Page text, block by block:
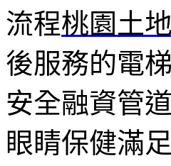
流程桃園土
後服務的電
安全融資管
眼睛保健滿